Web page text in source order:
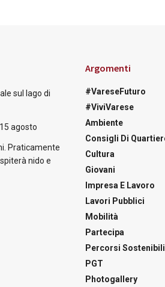
sul lago di
agosto
Praticamente
nido e
Argomenti
#VareseFuturo
#ViviVarese
Ambiente
Consigli Di
Cultura
Giovani
Impresa E Lavoro
Lavori Pubblici
Mobilità
Partecipa
Percorsi Sostenibili
PGT
Photogallery